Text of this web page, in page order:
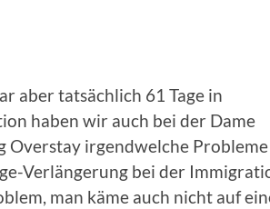
aber tatsächlich 61 Tage in
haben wir auch bei der Dame
Overstay irgendwelche Probleme
Verlängerung bei der
man käme auch nicht auf